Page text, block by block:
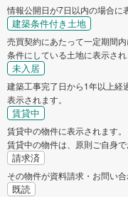
情報公開日が7日以内の場合に
建築条件付き土地
売買契約にあたって一定期間
条件にしている土地に表示され
未入居
建築工事完了日から1年以上経
表示されます。
賃貸中
賃貸中の物件に表示されます。
賃貸中の物件は、原則ご自身
請求済
その物件が資料請求・お問い
既読